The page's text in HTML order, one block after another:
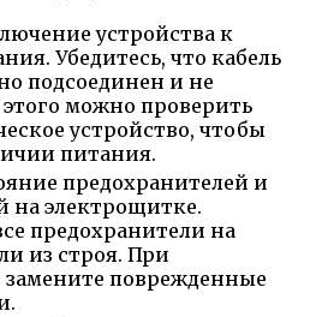
устройства к
Убедитесь, что кабель
подсоединен и не
можно проверить
устройство, чтобы
питания.
предохранителей и
на электрощитке.
предохранители на
из строя. При
поврежденные